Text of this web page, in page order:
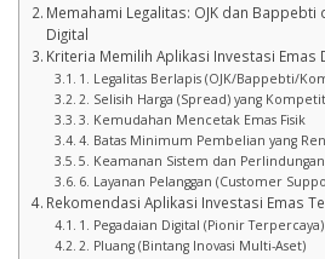
Memahami Legalitas: OJK dan Bappebti
Digital
Kriteria Memilih Aplikasi Investasi Emas
1. Legalitas Berlapis (OJK/Bappebti/
2. Selisih Harga (Spread) yang
3. Kemudahan Mencetak Emas Fisik
4. Batas Minimum Pembelian yang
5. Keamanan Sistem dan
6. Layanan Pelanggan (Customer
Rekomendasi Aplikasi Investasi Emas
1. Pegadaian Digital (Pionir Terpercaya)
2. Pluang (Bintang Inovasi Multi-Aset)